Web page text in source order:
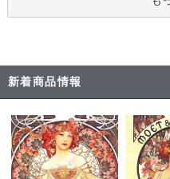
新着商品情報